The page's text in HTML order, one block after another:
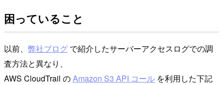
困っていること
以前、 弊社ブログ で紹介したサーバーアクセスログでの調
査方法と異なり、
AWS CloudTrail のAmazon S3 API コール を利用した下記